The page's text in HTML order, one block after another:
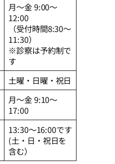
月～金 9:00～
12:00
（受付時間8:30～
11:30）
※診察は予約制で
す
土曜・日曜・祝日
月～金 9:10～
17:00
13:30～16:00です
(土・日・祝日を
含む）